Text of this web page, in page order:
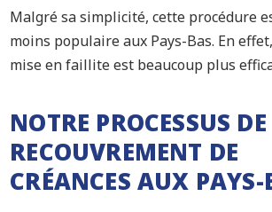
Malgré sa simplicité, cette procédure
moins populaire aux Pays-Bas. En
mise en faillite est beaucoup plus
NOTRE PROCESSUS DE
RECOUVREMENT DE
CRÉANCES AUX PAYS-